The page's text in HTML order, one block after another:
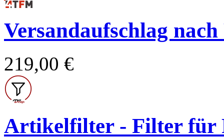
Versandaufschlag
219,00 €
Artikelfilter - Filter für